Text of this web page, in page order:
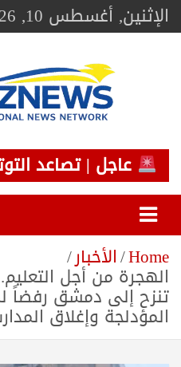
Skip
toالإثنين, أغسطس 10, 2026
BAZNEWS
شبكة باز الإخبارية
عاجل | تصاعد
Home الأخبار
الهجرة من أجل
تنزح إلى دمشق رفضاً
المؤدلجة وإغلاق